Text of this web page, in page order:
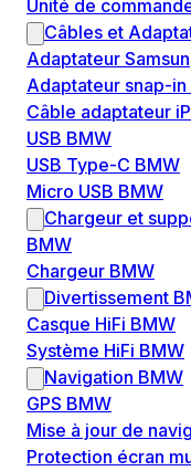
Unité de
Câbles et
Adaptateur
Adaptateur snap-in
Câble adaptateur
USB BMW
USB Type-C BMW
Micro USB BMW
Chargeur et
BMW
Chargeur BMW
Divertissement
Casque HiFi BMW
Système HiFi BMW
Navigation BMW
GPS BMW
Mise à jour de
Protection écran